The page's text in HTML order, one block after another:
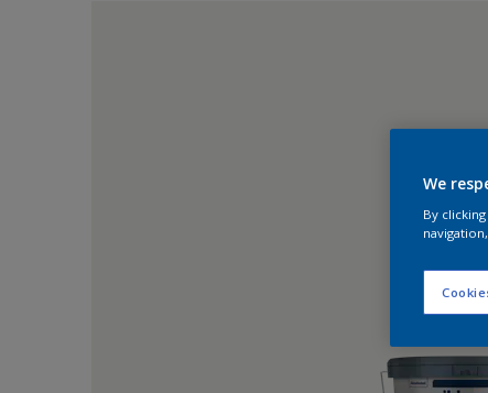
We
By